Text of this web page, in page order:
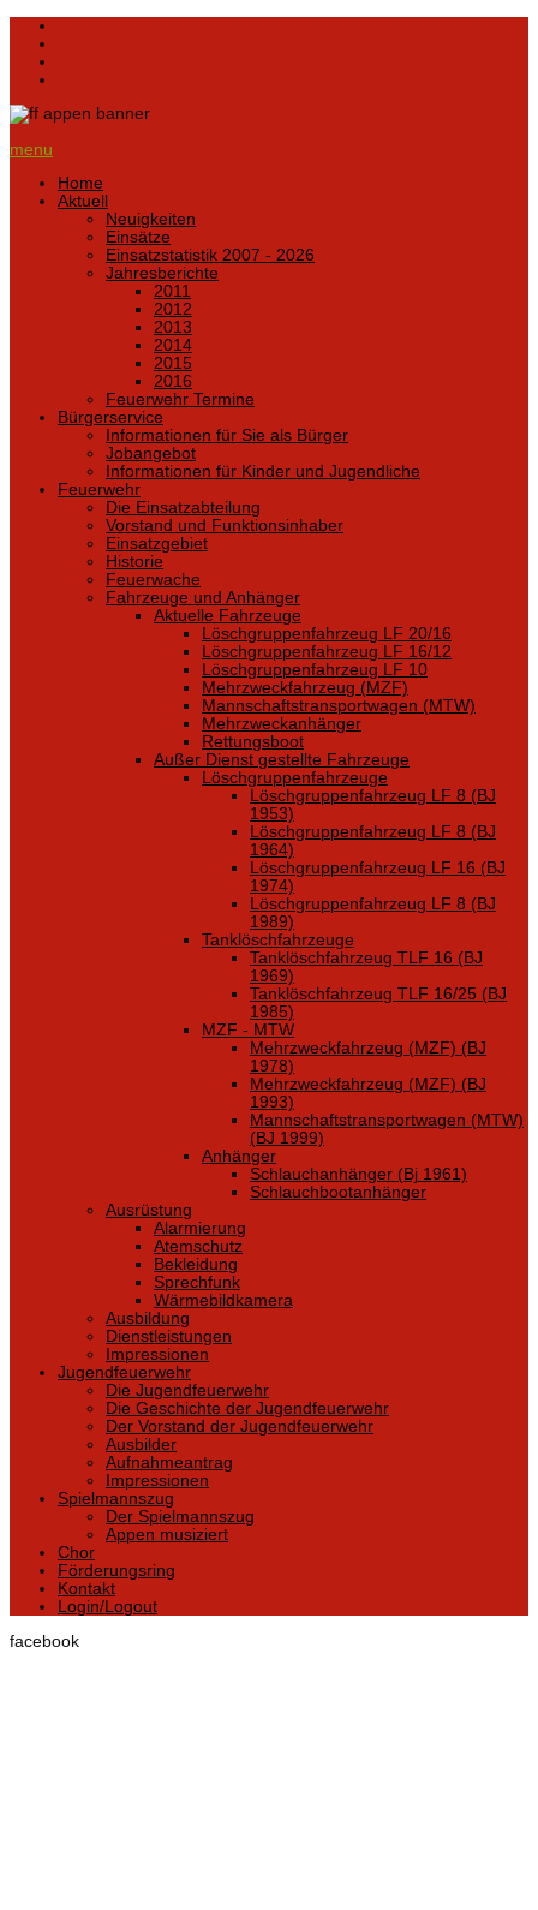
menu
Home
Aktuell
Neuigkeiten
Einsätze
Einsatzstatistik 2007 - 2026
Jahresberichte
2011
2012
2013
2014
2015
2016
Feuerwehr Termine
Bürgerservice
Informationen für Sie als Bürger
Jobangebot
Informationen für Kinder und Jugendliche
Feuerwehr
Die Einsatzabteilung
Vorstand und Funktionsinhaber
Einsatzgebiet
Historie
Feuerwache
Fahrzeuge und Anhänger
Aktuelle Fahrzeuge
Löschgruppenfahrzeug LF 20/16
Löschgruppenfahrzeug LF 16/12
Löschgruppenfahrzeug LF 10
Mehrzweckfahrzeug (MZF)
Mannschaftstransportwagen (MTW)
Mehrzweckanhänger
Rettungsboot
Außer Dienst gestellte Fahrzeuge
Löschgruppenfahrzeuge
Löschgruppenfahrzeug LF 8 (BJ
1953)
Löschgruppenfahrzeug LF 8 (BJ
1964)
Löschgruppenfahrzeug LF 16 (BJ
1974)
Löschgruppenfahrzeug LF 8 (BJ
1989)
Tanklöschfahrzeuge
Tanklöschfahrzeug TLF 16 (BJ
1969)
Tanklöschfahrzeug TLF 16/25 (BJ
1985)
MZF - MTW
Mehrzweckfahrzeug (MZF) (BJ
1978)
Mehrzweckfahrzeug (MZF) (BJ
1993)
Mannschaftstransportwagen (MTW)
(BJ 1999)
Anhänger
Schlauchanhänger (Bj 1961)
Schlauchbootanhänger
Ausrüstung
Alarmierung
Atemschutz
Bekleidung
Sprechfunk
Wärmebildkamera
Ausbildung
Dienstleistungen
Impressionen
Jugendfeuerwehr
Die Jugendfeuerwehr
Die Geschichte der Jugendfeuerwehr
Der Vorstand der Jugendfeuerwehr
Ausbilder
Aufnahmeantrag
Impressionen
Spielmannszug
Der Spielmannszug
Appen musiziert
Chor
Förderungsring
Kontakt
Login/Logout
facebook